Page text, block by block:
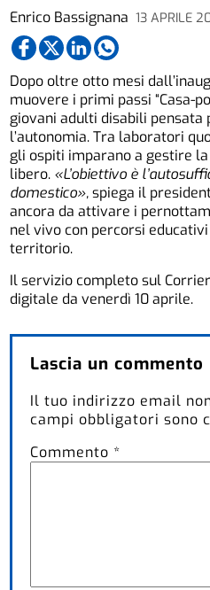
Enrico Bassignana 13 APRILE
Dopo oltre otto mesi
muovere i primi passi “Casa-
giovani adulti disabili
l’autonomia. Tra laboratori
gli ospiti imparano a gestire
libero. «L’obiettivo è
domestico»,spiega il
ancora da attivare i
nel vivo con percorsi
territorio.
Il servizio completo sul
digitale da venerdì 10 aprile.
Lascia un commento
Il tuo indirizzo email
campi obbligatori sono
Commento *